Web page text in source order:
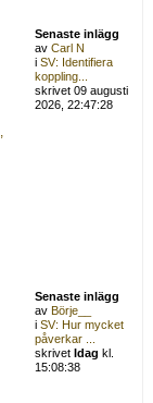
Senaste inlägg
avCarl N
iSV: Identifiera
koppling...
skrivet 09 augusti
2026, 22:47:28
Senaste inlägg
avBörje__
iSV: Hur mycket
påverkar ...
skrivetIdag kl.
15:08:38